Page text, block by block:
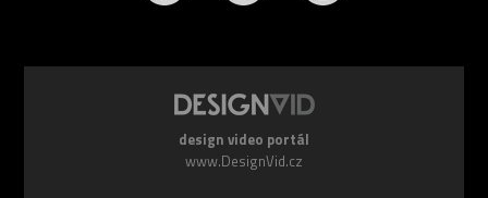
design video portál
www.DesignVid.cz